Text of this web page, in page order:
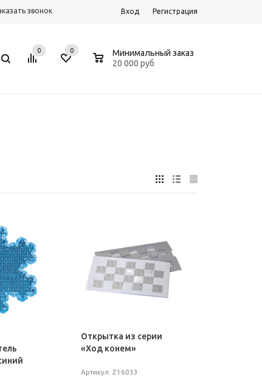
звонок Вход Регистрация
0 0
Минимальный заказ
20 000 руб
Открытка из серии
«Ход конем»
Артикул: Z16033